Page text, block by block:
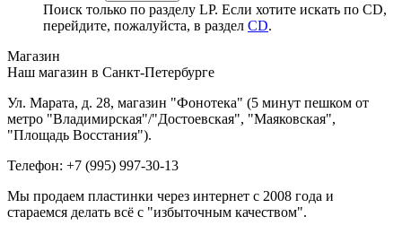
Поиск только по разделу LP. Если хотите искать по CD,
перейдите, пожалуйста, в раздел CD.
Магазин
Наш магазин в Санкт-Петербурге
Ул. Марата, д. 28, магазин "Фонотека" (5 минут пешком от
метро "Владимирская"/"Достоевская", "Маяковская",
"Площадь Восстания").
Телефон: +7 (995) 997-30-13
Мы продаем пластинки через интернет c 2008 года и
стараемся делать всё с "избыточным качеством".